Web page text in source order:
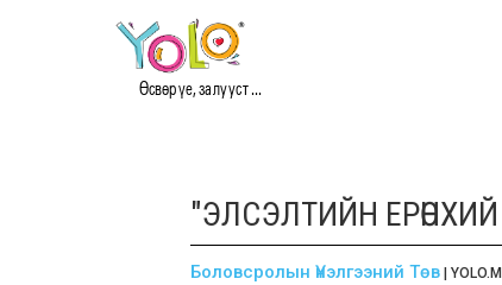
Өсвөр үе, залууст ...
"ЭЛСЭЛТИЙН ЕРӨНХИЙ
Боловсролын Үнэлгээний Төв |